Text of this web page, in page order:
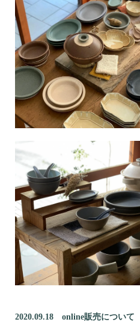
2020.09.18 online販売について